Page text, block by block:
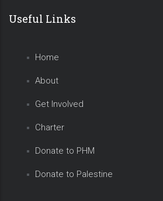
Useful Links
Home
About
Get Involved
Charter
Donate to PHM
Donate to Palestine